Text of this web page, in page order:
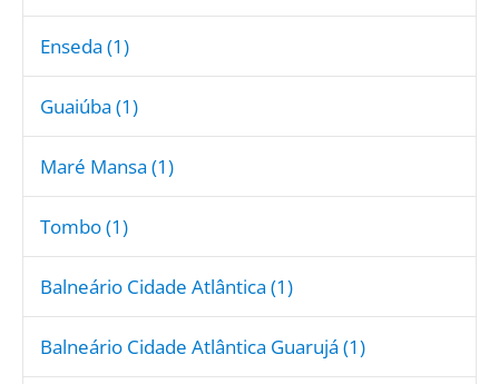
Enseda (1)
Guaiúba (1)
Maré Mansa (1)
Tombo (1)
Balneário Cidade Atlântica (1)
Balneário Cidade Atlântica Guarujá (1)